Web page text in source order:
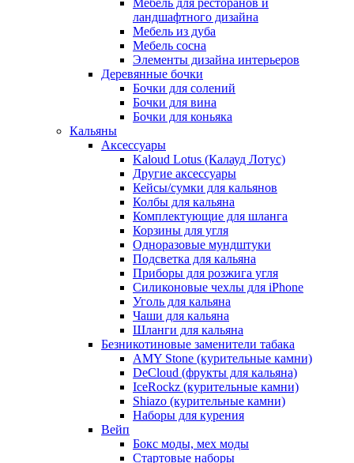
Мебель для ресторанов и
ландшафтного дизайна
Мебель из дуба
Мебель сосна
Элементы дизайна интерьеров
Деревянные бочки
Бочки для солений
Бочки для вина
Бочки для коньяка
Кальяны
Аксессуары
Kaloud Lotus (Калауд Лотус)
Другие аксессуары
Кейсы/сумки для кальянов
Колбы для кальяна
Комплектующие для шланга
Корзины для угля
Одноразовые мундштуки
Подсветка для кальяна
Приборы для розжига угля
Силиконовые чехлы для iPhone
Уголь для кальяна
Чаши для кальяна
Шланги для кальяна
Безникотиновые заменители табака
AMY Stone (курительные камни)
DeCloud (фрукты для кальяна)
IceRockz (курительные камни)
Shiazo (курительные камни)
Наборы для курения
Вейп
Бокс моды, мех моды
Стартовые наборы